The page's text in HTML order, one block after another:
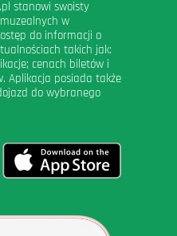
stanowi swoisty
w
do informacji o
takich jak:
cenach biletów i
Aplikacja posiada także
do wybranego